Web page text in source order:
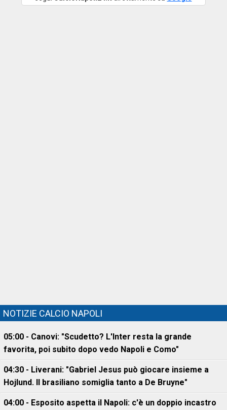
NOTIZIE CALCIO NAPOLI
05:00 - Canovi: "Scudetto? L'Inter resta la grande
favorita, poi subito dopo vedo Napoli e Como"
04:30 - Liverani: "Gabriel Jesus può giocare insieme a
Hojlund. Il brasiliano somiglia tanto a De Bruyne"
04:00 - Esposito aspetta il Napoli: c'è un doppio incastro